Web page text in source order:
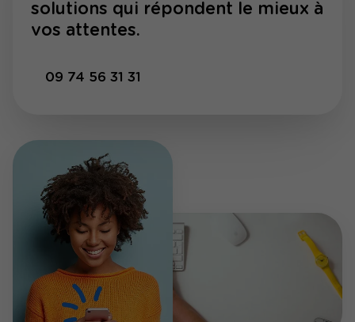
solutions qui répondent le mieux à
vos attentes.
09 74 56 31 31